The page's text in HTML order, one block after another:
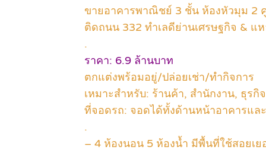
ขายอาคารพาณิชย์ 3 ชั้น ห้องหัวมุม 2
ติดถนน 332 ทำเลดีย่านเศรษฐกิจ & แ
.
ราคา: 6.9 ล้านบาท
ตกแต่งพร้อมอยู่/ปล่อยเช่า/ทำกิจการ
เหมาะสำหรับ: ร้านค้า, สำนักงาน, ธุรกิ
ที่จอดรถ: จอดได้ทั้งด้านหน้าอาคารแ
.
– 4 ห้องนอน 5 ห้องน้ำ มีพื้นที่ใช้สอยเย